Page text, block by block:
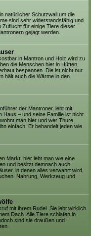
natürlicher Schutzwall um die
sind sehr widerstandsfähig und
Zuflucht für einige Tiere dieser
gejagt werden.
in Mantron und Holz wird zu
die Menschen hier in Hütten,
bespannen. Die ist nicht nur
hält auch die Wärme in den
der Mantroner, lebt mit
Haus – und seine Familie ist nicht
man hier und wer Thure
einfach. Er behandelt jeden wie
Markt, hier lebt man wie eine
und besitzt demnach auch
in denen alles verwahrt wird,
Nahrung, Werkzeug und
mit ihrem Rudel. Sie lebt wirklich
Dach. Alle Tiere schlafen in
sind sie draußen und